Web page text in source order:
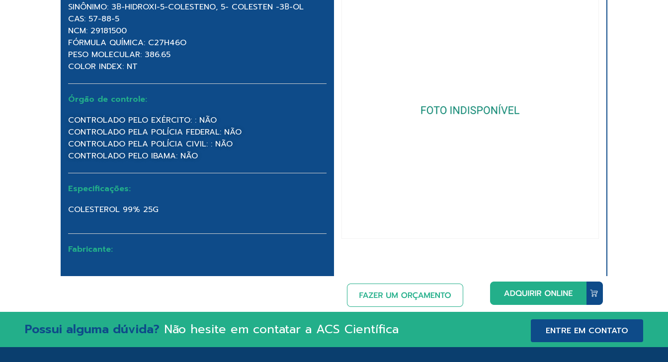
SINÔNIMO: 3Β-HIDROXI-5-COLESTENO, 5- COLESTEN -3Β-OL
CAS: 57-88-5
NCM: 29181500
FÓRMULA QUÍMICA: C27H46O
PESO MOLECULAR: 386.65
COLOR INDEX: NT
Órgão de controle:
CONTROLADO PELO EXÉRCITO: : NÃO
CONTROLADO PELA POLÍCIA FEDERAL: NÃO
CONTROLADO PELA POLÍCIA CIVIL: : NÃO
CONTROLADO PELO IBAMA: NÃO
Especificações:
COLESTEROL 99% 25G
Fabricante:
Possui alguma dúvida? Não hesite em contatar a ACS Científica ENTRE EM CONTATO